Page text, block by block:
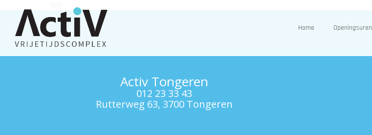
Home Openingsuren
Activ Tongeren
012 23 33 43
Rutterweg 63, 3700 Tongeren